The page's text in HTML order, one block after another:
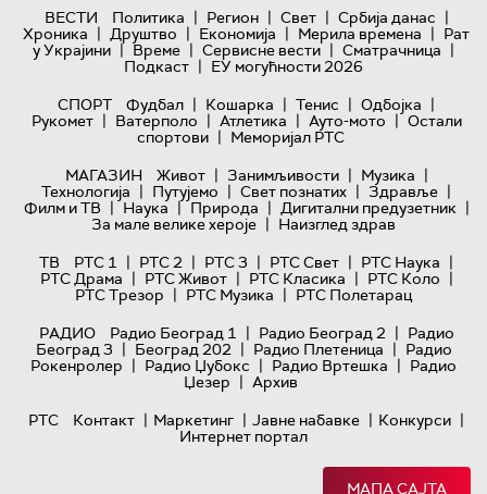
ВЕСТИ Политика | Регион | Свет | Србија данас |
Хроника | Друштво | Економија | Мерила времена | Рат
у Украјини | Време | Сервисне вести | Сматрачница |
Подкаст | ЕУ могућности 2026
СПОРТ
Фудбал | Кошарка | Тенис | Одбојка |
Рукомет | Ватерполо | Атлетика | Ауто-мото | Остали
спортови | Меморијал РТС
МАГАЗИН
Живот | Занимљивости | Музика |
Технологијa | Путујемо | Свет познатих | Здравље |
Филм и ТВ | Наука | Природа | Дигитални предузетник |
За мале велике хероје | Наизглед здрав
ТВ
РТС 1 | РТС 2 | РТС 3 | РТС Свет | РТС Наука |
РТС Драма | РТС Живот | РТС Класика | РТС Коло |
РТС Трезор | РТС Музика | РТС Полетарац
РАДИО
Радио Београд 1 | Радио Београд 2 | Радио
Београд 3 | Београд 202 | Радио Плетеница | Радио
Рокенролер | Радио Џубокс | Радио Вртешка | Радио
Џезер | Архив
РТС
Контакт | Маркетинг | Јавне набавке | Конкурси |
Интернет портал
МАПА САЈТА